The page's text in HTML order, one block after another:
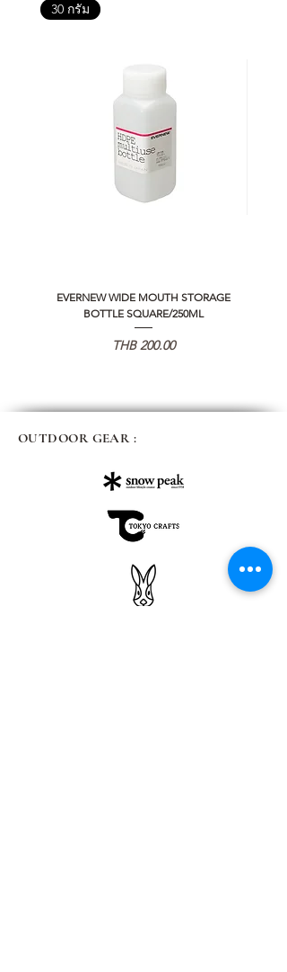
30 กรัม
EVERNEW WIDE MOUTH STORAGE
BOTTLE SQUARE/250ML
가격
THB 200.00
OUTDOOR GEAR :